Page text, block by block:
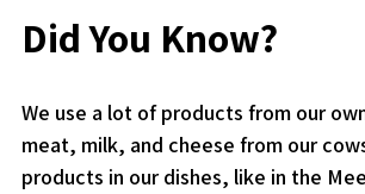
Did You Know?
We use a lot of products from our
meat, milk, and cheese from our
products in our dishes, like in the